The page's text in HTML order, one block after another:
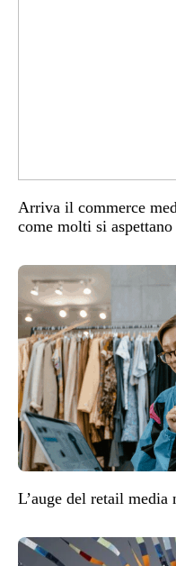
Arriva il commerce
come molti si aspettano
L’auge del retail media